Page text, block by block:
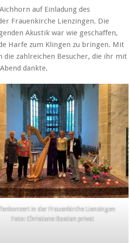
auf Einladung des
Frauenkirche Lienzingen. Die
Akustik war wie geschaffen,
Harfe zum Klingen zu bringen. Mit
die zahlreichen Besucher, die ihr mit
dankte.
in der Frauenkirche Lienzingen
Foto: Christiane Bastian privat